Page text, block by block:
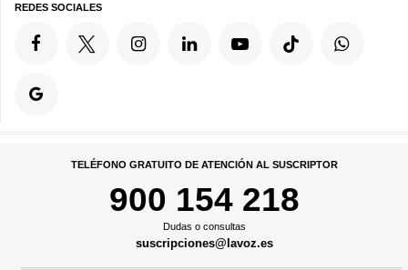
REDES SOCIALES
TELÉFONO GRATUITO DE ATENCIÓN AL SUSCRIPTOR
900 154 218
Dudas o consultas
suscripciones@lavoz.es